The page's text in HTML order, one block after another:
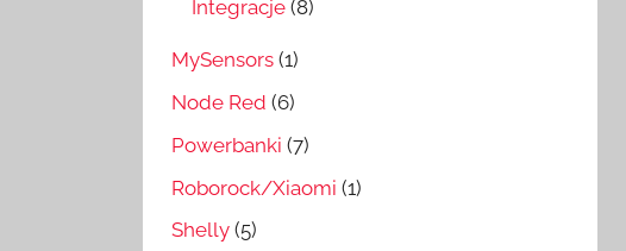
Integracje (8)
MySensors (1)
Node Red (6)
Powerbanki (7)
Roborock/Xiaomi (1)
Shelly (5)